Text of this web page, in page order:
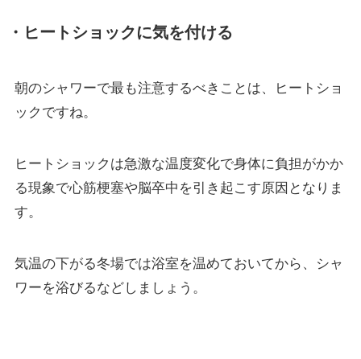
・ヒートショックに気を付ける
朝のシャワーで最も注意するべきことは、ヒートショ
ックですね。
ヒートショックは急激な温度変化で身体に負担がかか
る現象で心筋梗塞や脳卒中を引き起こす原因となりま
す。
気温の下がる冬場では浴室を温めておいてから、シャ
ワーを浴びるなどしましょう。